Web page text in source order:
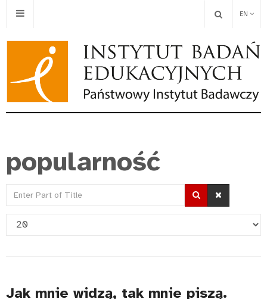
EN
popularność
Enter
Display
Jak mnie widzą, tak mnie piszą.